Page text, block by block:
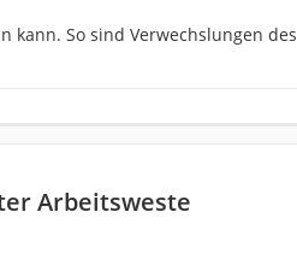
kann. So sind Verwechslungen des
Arbeitsweste